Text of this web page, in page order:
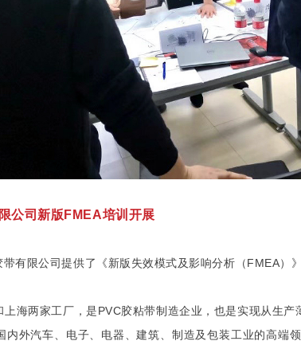
公司新版FMEA培训开展
有限公司提供了《新版失效模式及影响分析（FMEA）》
海两家工厂，是PVC胶粘带制造企业，也是实现从生
内外汽车、电子、电器、建筑、制造及包装工业的高端